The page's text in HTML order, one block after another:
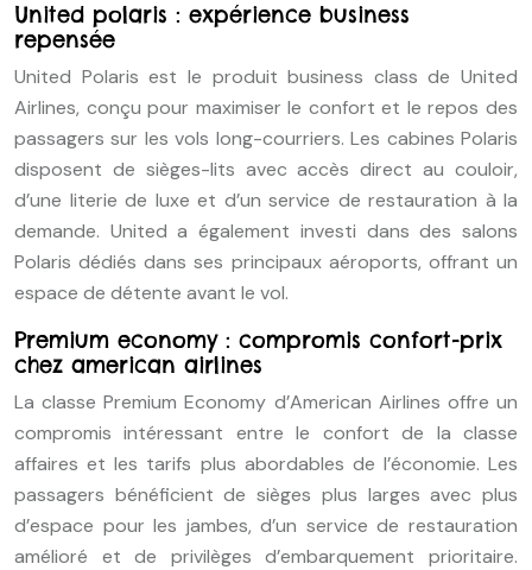
United polaris : expérience business
repensée
United Polaris est le produit business class de United
Airlines, conçu pour maximiser le confort et le repos des
passagers sur les vols long-courriers. Les cabines Polaris
disposent de sièges-lits avec accès direct au couloir,
d’une literie de luxe et d’un service de restauration à la
demande. United a également investi dans des salons
Polaris dédiés dans ses principaux aéroports, offrant un
espace de détente avant le vol.
Premium economy : compromis confort-prix
chez american airlines
La classe Premium Economy d’American Airlines offre un
compromis intéressant entre le confort de la classe
affaires et les tarifs plus abordables de l’économie. Les
passagers bénéficient de sièges plus larges avec plus
d’espace pour les jambes, d’un service de restauration
amélioré et de privilèges d’embarquement prioritaire.